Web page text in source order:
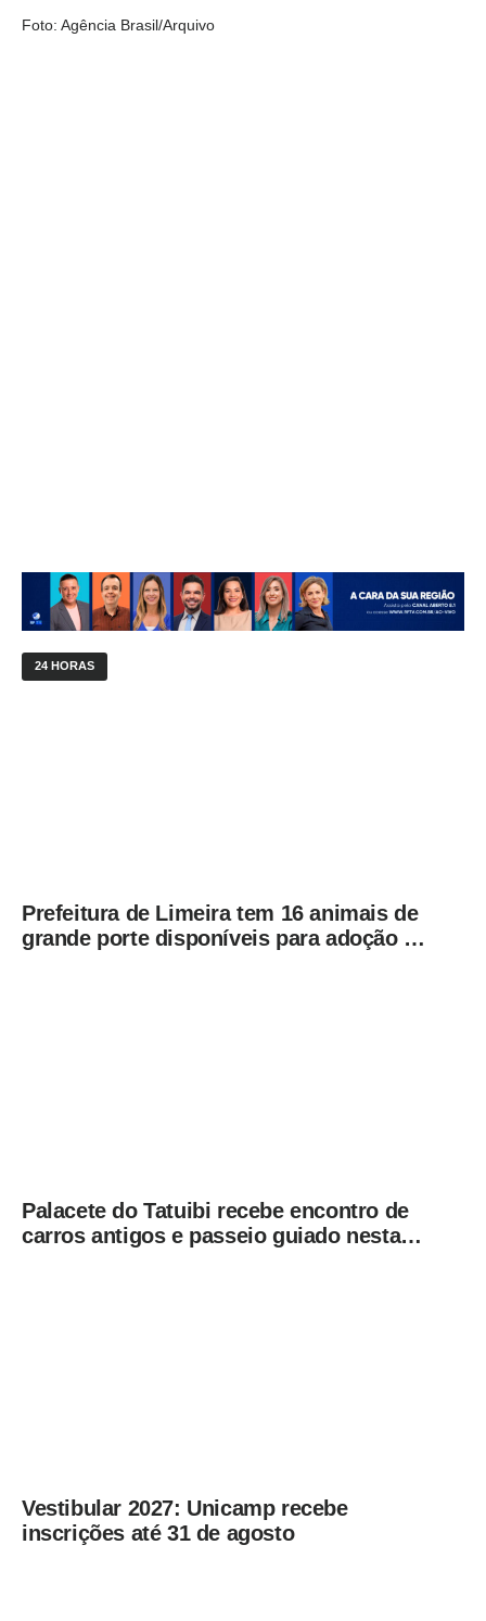
Foto: Agência Brasil/Arquivo
24 HORAS
Prefeitura de Limeira tem 16 animais de
grande porte disponíveis para adoção no
Palacete do Tatuibi recebe encontro de
carros antigos e passeio guiado nesta
Vestibular 2027: Unicamp recebe
inscrições até 31 de agosto